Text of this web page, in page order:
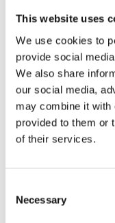
This website uses
We use cookies to
provide social
We also share
our social media,
may combine it with
provided to them or
of their services.
Selection
Necessary
Pressacavo
Tipo di morsetto
Dimensione cavo
morsetto